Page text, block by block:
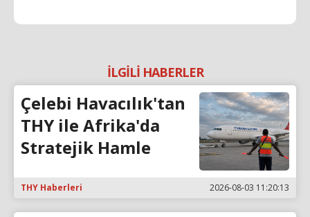
İLGİLİ HABERLER
Çelebi Havacılık'tan
THY ile Afrika'da
Stratejik Hamle
THY Haberleri 2026-08-03 11:20:13